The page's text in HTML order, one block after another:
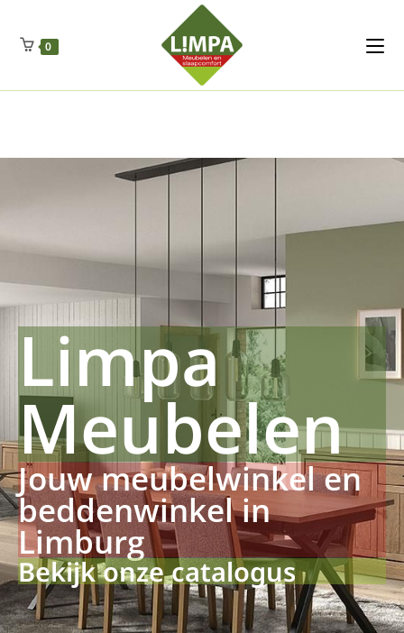
Regenschut
Drueckerpro
Fettsauren Dekemax Kapselmed
Luftkuhlen Zauberfan Netzfenste Insektensc
0
Limpa
Meubelen
Jouw meubelwinkel en
beddenwinkel in
Limburg
Bekijk onze catalogus